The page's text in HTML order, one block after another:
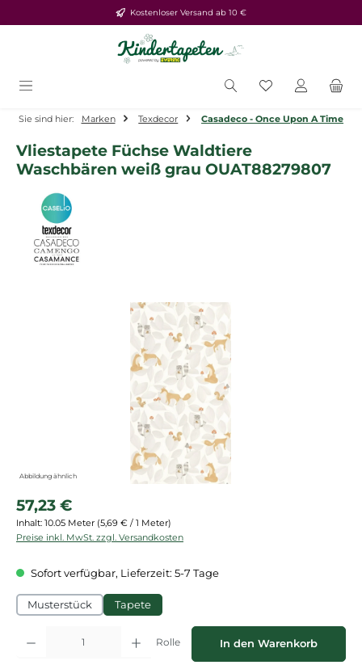
Zum Hauptinhalt springenKostenloser Versand ab 10 €
Du hast 0
Sie sind hier: Marken Texdecor Casadeco - Once Upon A Time
Vliestapete Füchse Waldtiere
Waschbären weiß grau OUAT88279807
Bildergalerie überspringen
Abbildung ähnlich
Regulärer Preis:
57,23 €
Inhalt: 10.05 Meter (5,69 € / 1 Meter)
Preise inkl. MwSt. zzgl. Versandkosten
Sofort verfügbar, Lieferzeit: 5-7 Tage
Musterstück Tapete
Produkt Anzahl: Gib den gewünschten Wert ein oder benutze die
Rolle In den Warenkorb